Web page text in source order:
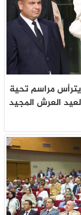
مراسم تحية